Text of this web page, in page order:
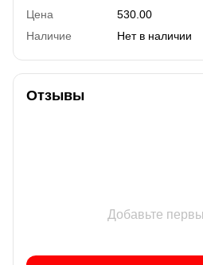
Цена
530.00
Наличие
Нет в наличии
Отзывы
Добавьте